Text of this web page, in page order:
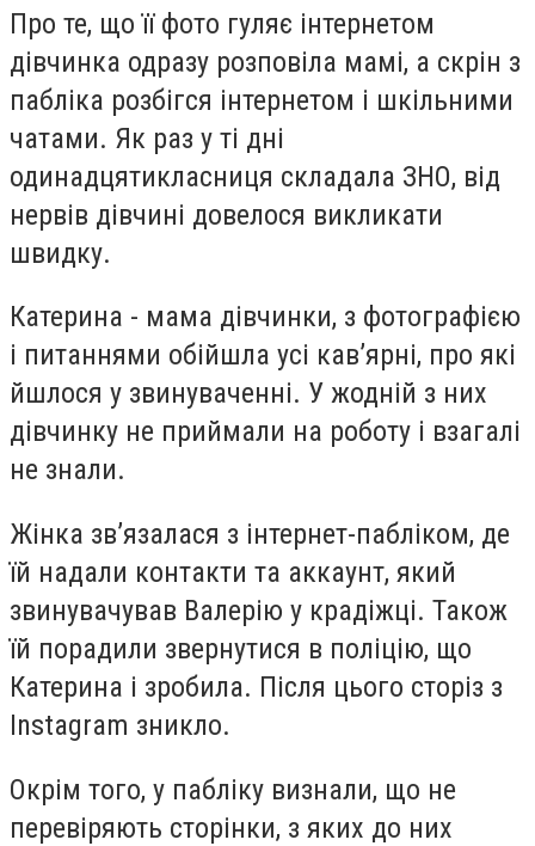
Про те, що її фото гуляє інтернетом
дівчинка одразу розповіла мамі, а скрін з
пабліка розбігся інтернетом і шкільними
чатами. Як раз у ті дні
одинадцятикласниця складала ЗНО, від
нервів дівчині довелося викликати
швидку.
Катерина - мама дівчинки, з фотографією
і питаннями обійшла усі кав’ярні, про які
йшлося у звинуваченні. У жодній з них
дівчинку не приймали на роботу і взагалі
не знали.
Жінка зв’язалася з інтернет-пабліком, де
їй надали контакти та аккаунт, який
звинувачував Валерію у крадіжці. Також
їй порадили звернутися в поліцію, що
Катерина і зробила. Після цього сторіз з
Instagram зникло.
Окрім того, у пабліку визнали, що не
перевіряють сторінки, з яких до них